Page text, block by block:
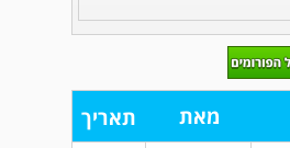
מאת תאריך